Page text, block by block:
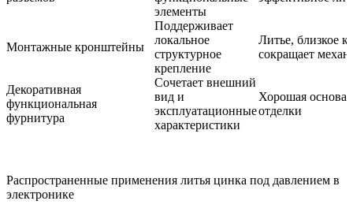
элементы
Монтажные кронштейны
Поддерживает
локальное
структурное
крепление
Литье, близкое
сокращает
Декоративная
функциональная
фурнитура
Сочетает внешний
вид и
эксплуатационные
характеристики
Хорошая основа
отделки
Распространенные применения литья цинка под давлением в
электронике